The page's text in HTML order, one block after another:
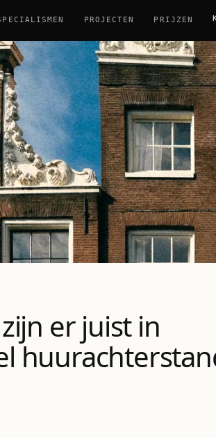
PROJECTEN PRIJZEN
er juist in